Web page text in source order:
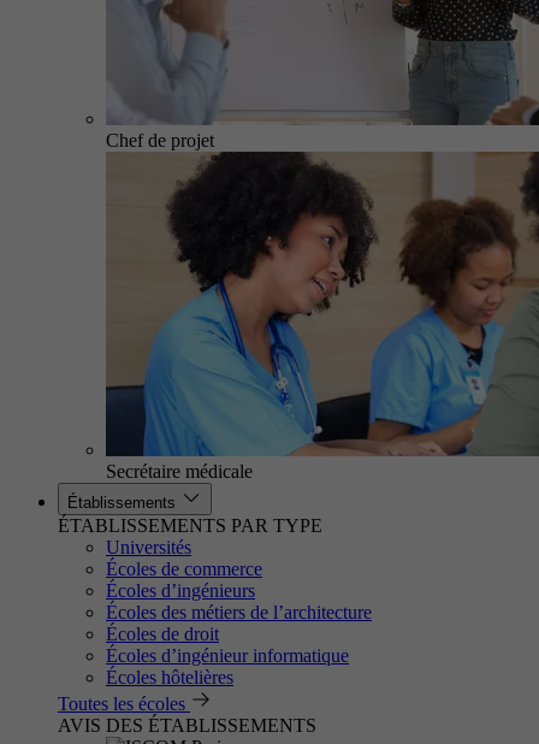
Chef de projet
Secrétaire médicale
Établissements
ÉTABLISSEMENTS PAR TYPE
Universités
Écoles de commerce
Écoles d’ingénieurs
Écoles des métiers de l’architecture
Écoles de droit
Écoles d’ingénieur informatique
Écoles hôtelières
Toutes les écoles
AVIS DES ÉTABLISSEMENTS